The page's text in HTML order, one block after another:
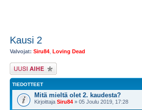
Kausi 2
Valvojat: Siru84 Loving Dead
Lähetä uusi viesti
TIEDOTTEET
Mitä mieltä olet 2. kaudesta?
Kirjoittaja Siru84 » 05 Joulu 2019, 17:28